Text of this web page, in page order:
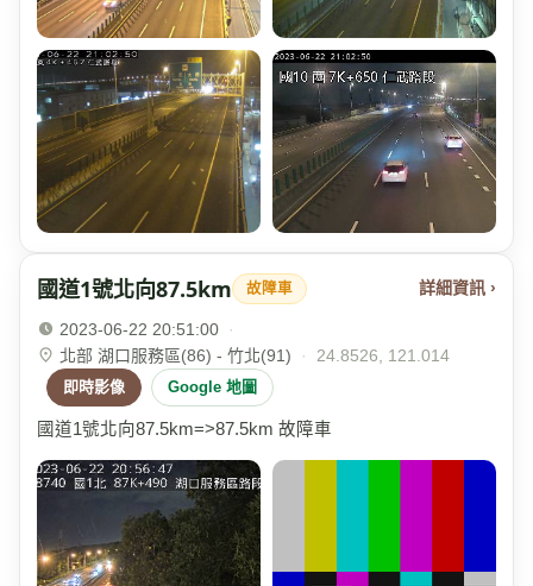
國道1號北向87.5km 故障車 詳細資訊 ›
2023-06-22 20:51:00
·
北部 湖口服務區(86) - 竹北(91)
· 24.8526, 121.014
即時影像 Google 地圖
國道1號北向87.5km=>87.5km 故障車